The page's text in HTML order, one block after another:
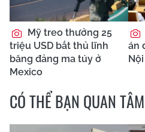
Mỹ treo thưởng 25
triệu USD bắt thủ lĩnh
băng đảng ma túy ở
Mexico
án
CÓ THỂ BẠN QUAN TÂM